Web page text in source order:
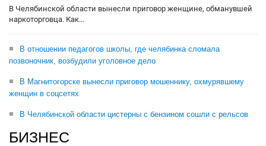
В Челябинской области вынесли приговор женщине, обманувшей
наркоторговца. Как...
В отношении педагогов школы, где челябинка сломала
позвоночник, возбудили уголовное дело
В Магнитогорске вынесли приговор мошеннику, охмурявшему
женщин в соцсетях
В Челябинской области цистерны с бензином сошли с рельсов
БИЗНЕС